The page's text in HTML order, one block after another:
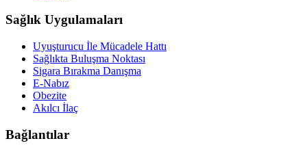
Sağlık Uygulamaları
Uyuşturucu İle Mücadele Hattı
Sağlıkta Buluşma Noktası
Sigara Bırakma Danışma
E-Nabız
Obezite
Akılcı İlaç
Bağlantılar